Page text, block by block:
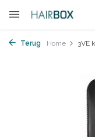
Terug Home 3VE